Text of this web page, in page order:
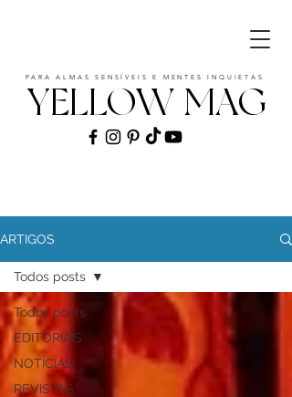
YELLOW MAG
PARA ALMAS SENSÍVEIS E MENTES INQUIETAS
ARTIGOS
Todos posts
EDITORIAIS
NOTÍCIAS
REVISTAS
Todos posts